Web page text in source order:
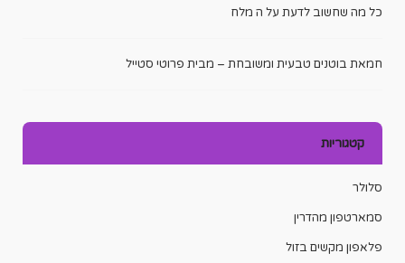
כל מה שחשוב לדעת על ה מלח
חמאת בוטנים טבעית ומשובחת – מבית פרוטי סטייל
קטגוריות
סלולר
סמארטפון מהדרין
פלאפון מקשים בזול